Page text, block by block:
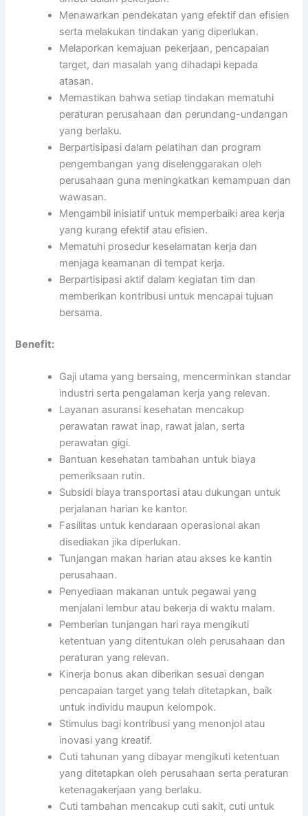
Menawarkan pendekatan yang efektif dan efisien
serta melakukan tindakan yang diperlukan.
Melaporkan kemajuan pekerjaan, pencapaian
target, dan masalah yang dihadapi kepada
atasan.
Memastikan bahwa setiap tindakan mematuhi
peraturan perusahaan dan perundang-undangan
yang berlaku.
Berpartisipasi dalam pelatihan dan program
pengembangan yang diselenggarakan oleh
perusahaan guna meningkatkan kemampuan dan
wawasan.
Mengambil inisiatif untuk memperbaiki area kerja
yang kurang efektif atau efisien.
Mematuhi prosedur keselamatan kerja dan
menjaga keamanan di tempat kerja.
Berpartisipasi aktif dalam kegiatan tim dan
memberikan kontribusi untuk mencapai tujuan
bersama.
Benefit:
Gaji utama yang bersaing, mencerminkan standar
industri serta pengalaman kerja yang relevan.
Layanan asuransi kesehatan mencakup
perawatan rawat inap, rawat jalan, serta
perawatan gigi.
Bantuan kesehatan tambahan untuk biaya
pemeriksaan rutin.
Subsidi biaya transportasi atau dukungan untuk
perjalanan harian ke kantor.
Fasilitas untuk kendaraan operasional akan
disediakan jika diperlukan.
Tunjangan makan harian atau akses ke kantin
perusahaan.
Penyediaan makanan untuk pegawai yang
menjalani lembur atau bekerja di waktu malam.
Pemberian tunjangan hari raya mengikuti
ketentuan yang ditentukan oleh perusahaan dan
peraturan yang relevan.
Kinerja bonus akan diberikan sesuai dengan
pencapaian target yang telah ditetapkan, baik
untuk individu maupun kelompok.
Stimulus bagi kontribusi yang menonjol atau
inovasi yang kreatif.
Cuti tahunan yang dibayar mengikuti ketentuan
yang ditetapkan oleh perusahaan serta peraturan
ketenagakerjaan yang berlaku.
Cuti tambahan mencakup cuti sakit, cuti untuk